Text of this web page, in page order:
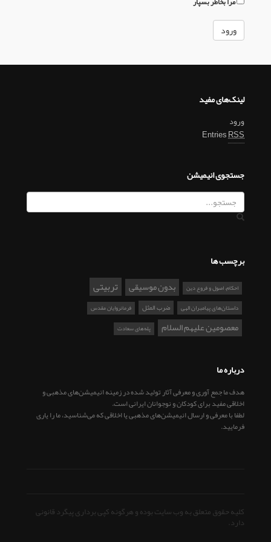
لینک‌های مفید
ورود
EntriesRSS
جستجوی انیمیشن
برچسب ها
احکام، اصول و فروع دین بدون موسیقی تربیتی
داستان‌های پیامبران الهی ضرب المثل فرمانروایان مقدس
معصومین علیهم السلام پله‌های سعادت
درباره ما
هدف ما جمع آوری و معرفی آثار تولید شده در زمینه انیمیشن‌های مذهبی و
اخلاقی مفید برای کودکان و نوجوانان ایرانی است.
لطفا با معرفی و ارسال انیمیشن‌های مذهبی یا اخلاقی که می‌شناسید، ما را یاری
فرمایید.
کلیه حقوق متعلق به وب سایت بوده و هرگونه کپی برداری پیگرد قانونی
دارد.